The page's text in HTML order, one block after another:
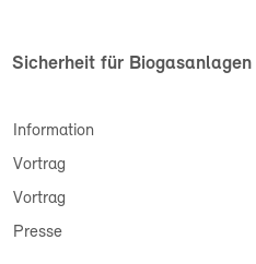
Sicherheit für Biogasanlagen
Information
Vortrag
Vortrag
Presse